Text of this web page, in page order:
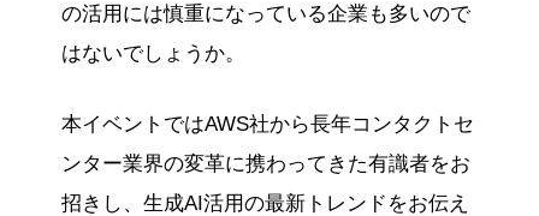
の活用には慎重になっている企業も多いので
はないでしょうか。
本イベントではAWS社から長年コンタクトセ
ンター業界の変革に携わってきた有識者をお
招きし、生成AI活用の最新トレンドをお伝え